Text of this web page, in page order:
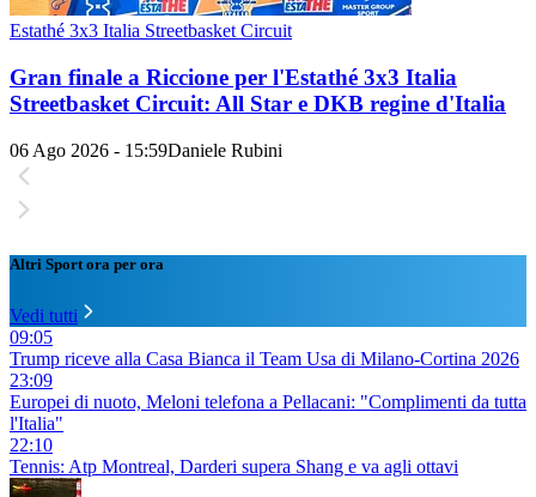
Estathé 3x3 Italia Streetbasket Circuit
Gran finale a Riccione per l'Estathé 3x3 Italia
Streetbasket Circuit: All Star e DKB regine d'Italia
06 Ago 2026 - 15:59Daniele Rubini
Altri Sport ora per ora
Vedi tutti
09:05
Trump riceve alla Casa Bianca il Team Usa di Milano-Cortina 2026
23:09
Europei di nuoto, Meloni telefona a Pellacani: "Complimenti da tutta
l'Italia"
22:10
Tennis: Atp Montreal, Darderi supera Shang e va agli ottavi